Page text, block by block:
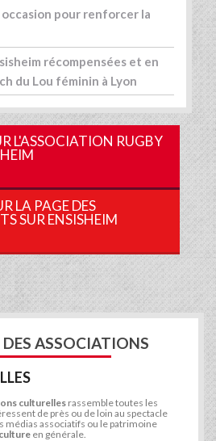
occasion pour renforcer la
récompensées et en
du Lou féminin à Lyon
L'ASSOCIATION RUGBY
LA PAGE DES
SUR ENSISHEIM
ASSOCIATIONS
culturelles rassemble toutes les
de près ou de loin au spectacle
médias associatifs ou le patrimoine
culture en générale.